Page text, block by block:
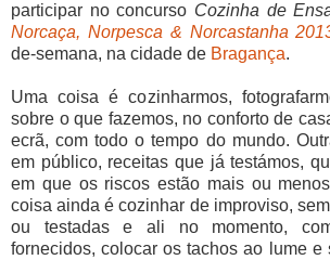
participar no concurso Cozinha de
Norcaça, Norpesca & Norcastanha
de-semana, na cidade de Bragança.
Uma coisa é cozinharmos,
sobre o que fazemos, no conforto de
ecrã, com todo o tempo do mundo.
em público, receitas que já testámos,
em que os riscos estão mais ou
coisa ainda é cozinhar de improviso,
ou testadas e ali no momento,
fornecidos, colocar os tachos ao lume e